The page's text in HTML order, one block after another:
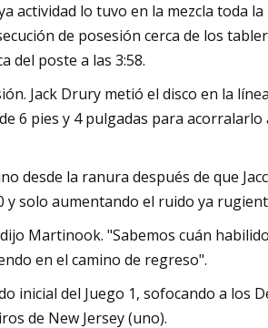
actividad lo tuvo en la mezcla toda
de posesión cerca de los
del poste a las 3:58.
Jack Drury metió el disco en la
6 pies y 4 pulgadas para
desde la ranura después de que
solo aumentando el ruido ya
Martinook. "Sabemos cuán
en el camino de regreso".
inicial del Juego 1, sofocando a los
de New Jersey (uno).